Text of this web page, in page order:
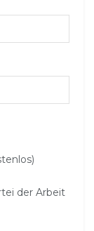
der Arbeit